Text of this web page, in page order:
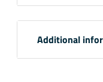
Additional